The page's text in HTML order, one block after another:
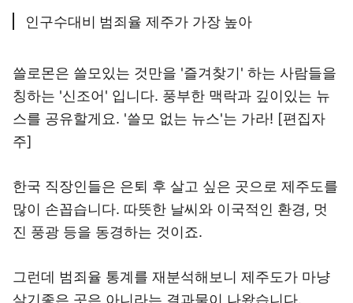
인구수대비 범죄율 제주가 가장 높아
쓸로몬은 쓸모있는 것만을 '즐겨찾기' 하는 사람들을
칭하는 '신조어' 입니다. 풍부한 맥락과 깊이있는 뉴
스를 공유할게요. '쓸모 없는 뉴스'는 가라! [편집자
주]
한국 직장인들은 은퇴 후 살고 싶은 곳으로 제주도를
많이 손꼽습니다. 따뜻한 날씨와 이국적인 환경, 멋
진 풍광 등을 동경하는 것이죠.
그런데 범죄율 통계를 재분석해보니 제주도가 마냥
살기좋은 곳은 아니라는 결과물이 나왔습니다.